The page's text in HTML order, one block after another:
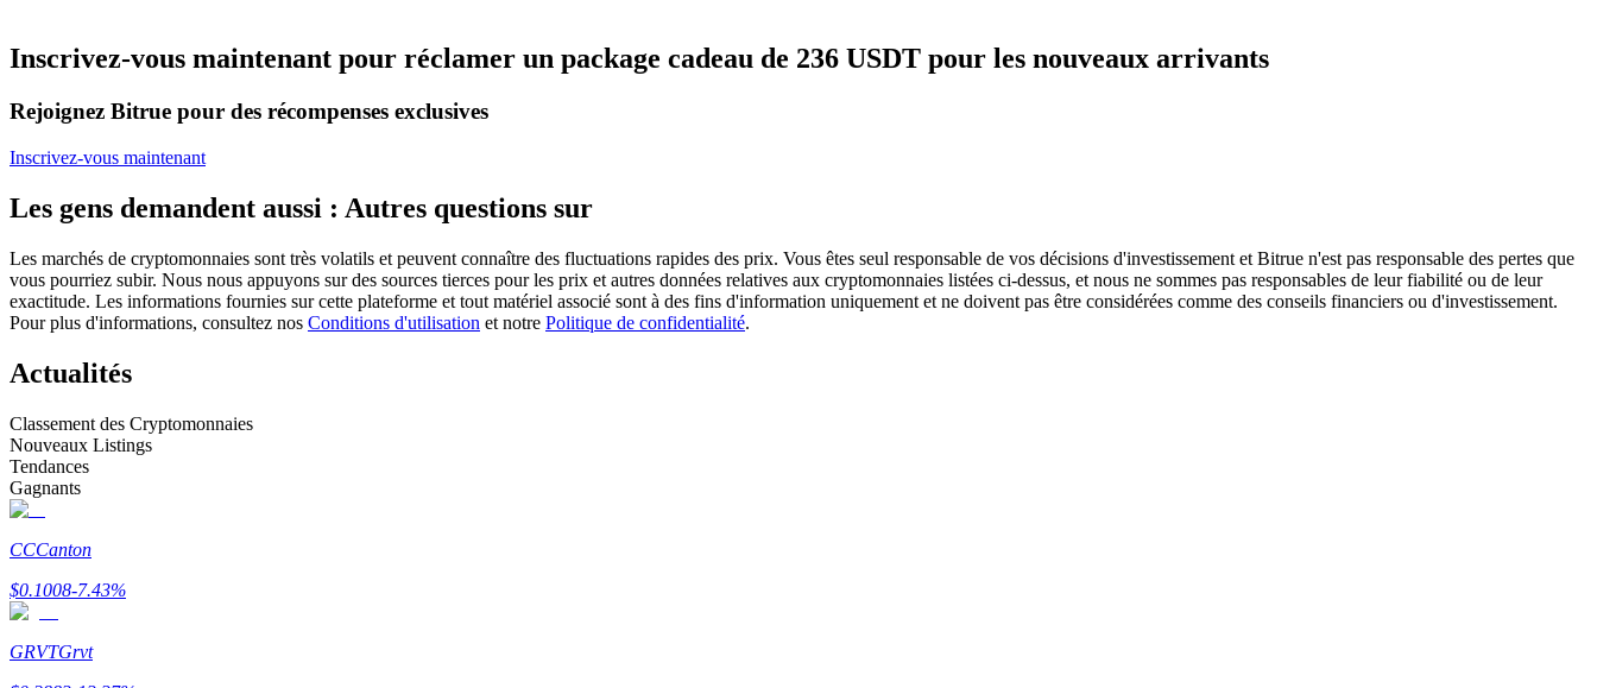
Futures USDC
Futures utilisant l'USDC comme garantie
Copie de Trading
Rejoignez les meilleurs traders
Inscrivez-vous maintenant pour réclamer un package cadeau de 236 USDT pour les nouveaux arrivants
Rejoignez Bitrue pour des récompenses exclusives
Inscrivez-vous maintenant
Les gens demandent aussi : Autres questions sur
Les marchés de cryptomonnaies sont très volatils et peuvent connaître des fluctuations rapides des prix. Vous êtes seul responsable de vos décisions d'investissement et Bitrue n'est pas responsable des pertes que
vous pourriez subir. Nous nous appuyons sur des sources tierces pour les prix et autres données relatives aux cryptomonnaies listées ci-dessus, et nous ne sommes pas responsables de leur fiabilité ou de leur
exactitude. Les informations fournies sur cette plateforme et tout matériel associé sont à des fins d'information uniquement et ne doivent pas être considérées comme des conseils financiers ou d'investissement.
Pour plus d'informations, consultez nos Conditions d'utilisation et notre Politique de confidentialité.
Actualités
Classement des Cryptomonnaies
Nouveaux Listings
Tendances
Gagnants
CCCanton
$0.1008-7.43%
GRVTGrvt